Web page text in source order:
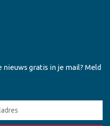
gratis in je mail? Meld